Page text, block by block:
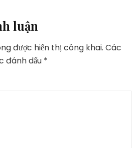
luận
được hiển thị công khai. Các
đánh dấu *